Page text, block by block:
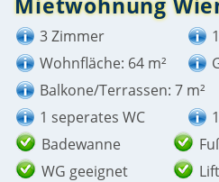
Mietwohnung
3 Zimmer
Wohnfläche: 64 m²
Balkone/Terrassen: 7 m²
1 seperates WC
Badewanne
WG geeignet
Lift